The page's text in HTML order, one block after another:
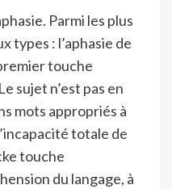
Parmi les plus
types : l’aphasie de
touche
sujet n’est pas en
mots appropriés à
totale de
touche
du langage, à